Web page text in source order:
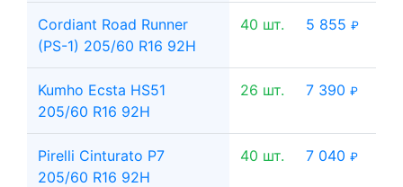
Cordiant Road Runner
(PS-1) 205/60 R16 92H
40 шт. 5 855 ₽
Kumho Ecsta HS51
205/60 R16 92H
26 шт. 7 390 ₽
Pirelli Cinturato P7
205/60 R16 92H
40 шт. 7 040 ₽